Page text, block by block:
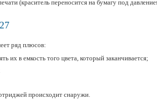
(краситель переносится на бумагу под
ряд плюсов:
их в емкость того цвета, который заканчивается;
происходит снаружи.